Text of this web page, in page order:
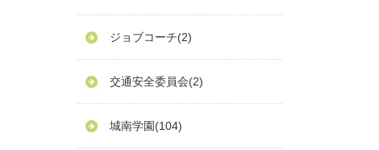
ジョブコーチ(2)
交通安全委員会(2)
城南学園(104)